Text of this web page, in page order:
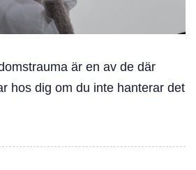
är en av de där
hos dig om du inte hanterar det